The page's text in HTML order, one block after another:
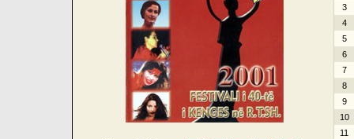
3
4
5
6
7
8
9
10
11